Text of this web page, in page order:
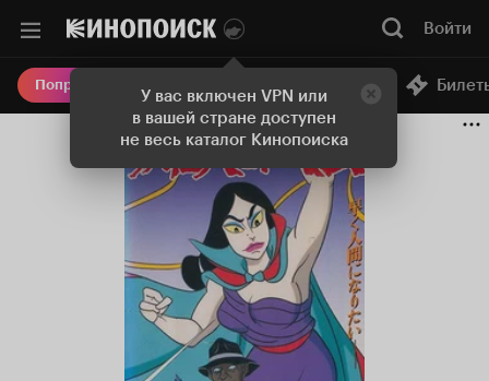
У вас включен VPN или
в вашей стране доступен
не весь каталог Кинопоиска
Войти
Попробовать Плюс Онлайн-кинотеатр